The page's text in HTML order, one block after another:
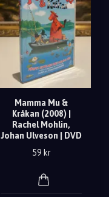
Mamma Mu &
Kråkan (2008) |
Rachel Mohlin,
Johan Ulveson | DVD
59 kr